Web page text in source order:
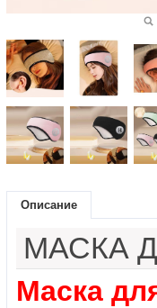
Загуститель волос
27гр
1000сом
Описание
МАСКА
Маска